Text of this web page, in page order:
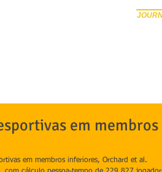
em membros
em membros inferiores, Orchard et al.